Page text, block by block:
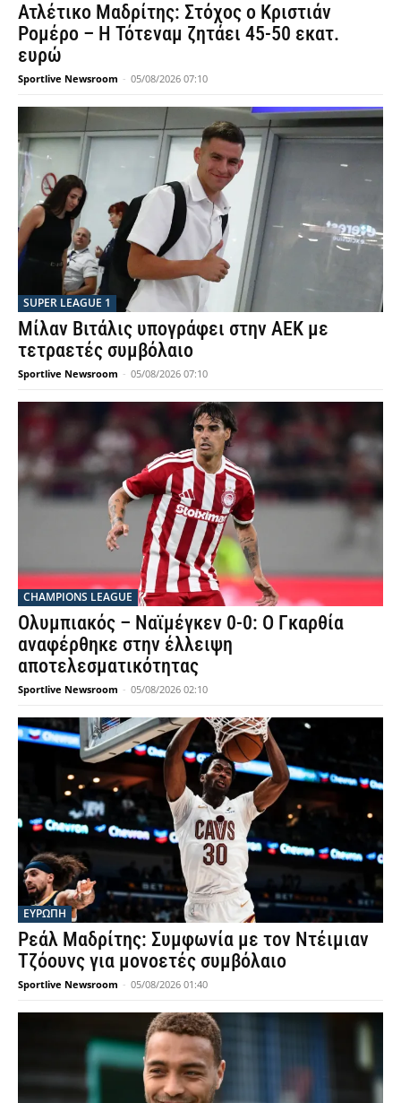
Ατλέτικο Μαδρίτης: Στόχος ο Κριστιάν
Ρομέρο – Η Τότεναμ ζητάει 45-50 εκατ.
ευρώ
Sportlive Newsroom - 05/08/2026 07:10
SUPER LEAGUE 1
Μίλαν Βιτάλις υπογράφει στην ΑΕΚ με
τετραετές συμβόλαιο
Sportlive Newsroom - 05/08/2026 07:10
CHAMPIONS LEAGUE
Ολυμπιακός – Ναϊμέγκεν 0-0: Ο Γκαρθία
αναφέρθηκε στην έλλειψη
αποτελεσματικότητας
Sportlive Newsroom - 05/08/2026 02:10
ΕΥΡΩΠΗ
Ρεάλ Μαδρίτης: Συμφωνία με τον Ντέιμιαν
Τζόουνς για μονοετές συμβόλαιο
Sportlive Newsroom - 05/08/2026 01:40